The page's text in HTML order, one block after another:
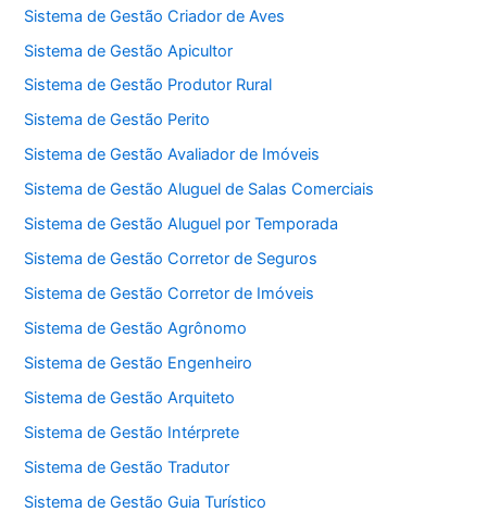
Sistema de Gestão Criador de Aves
Sistema de Gestão Apicultor
Sistema de Gestão Produtor Rural
Sistema de Gestão Perito
Sistema de Gestão Avaliador de Imóveis
Sistema de Gestão Aluguel de Salas Comerciais
Sistema de Gestão Aluguel por Temporada
Sistema de Gestão Corretor de Seguros
Sistema de Gestão Corretor de Imóveis
Sistema de Gestão Agrônomo
Sistema de Gestão Engenheiro
Sistema de Gestão Arquiteto
Sistema de Gestão Intérprete
Sistema de Gestão Tradutor
Sistema de Gestão Guia Turístico